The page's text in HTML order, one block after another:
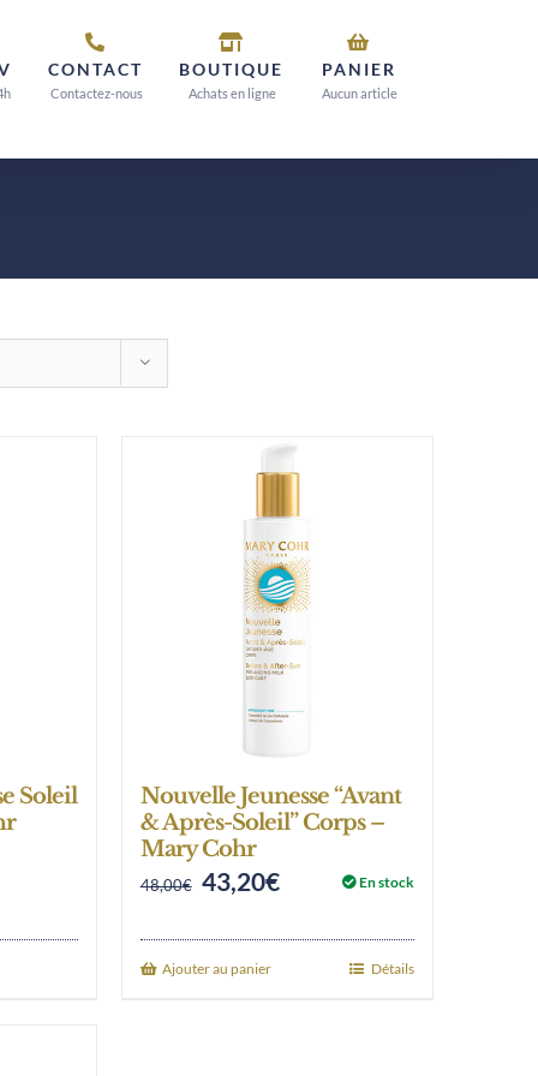
CONTACT
Contactez-nous
BOUTIQUE
Achats en ligne
PANIER
Aucun article
Soleil
Nouvelle Jeunesse “Avant
& Après-Soleil” Corps –
Mary Cohr
48,00€ Original
43,20€Current En stock
Ajouter au panier Détails